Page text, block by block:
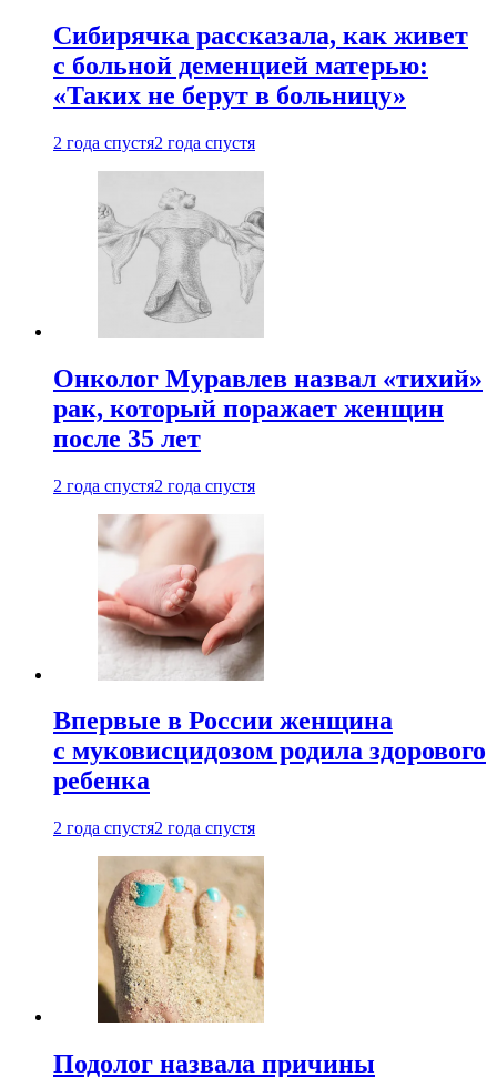
Сибирячка рассказала, как живет
с больной деменцией матерью:
«Таких не берут в больницу»
2 года спустя2 года спустя
Онколог Муравлев назвал «тихий»
рак, который поражает женщин
после 35 лет
2 года спустя2 года спустя
Впервые в России женщина
с муковисцидозом родила здорового
ребенка
2 года спустя2 года спустя
Подолог назвала причины